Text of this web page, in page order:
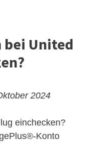
bei United
2024
einchecken?
Konto